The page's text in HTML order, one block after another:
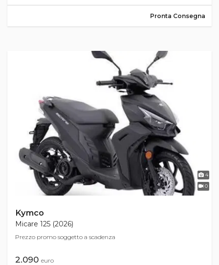
Pronta Consegna
4
0
Kymco
Micare 125 (2026)
Prezzo promo soggetto a scadenza
2.090 euro